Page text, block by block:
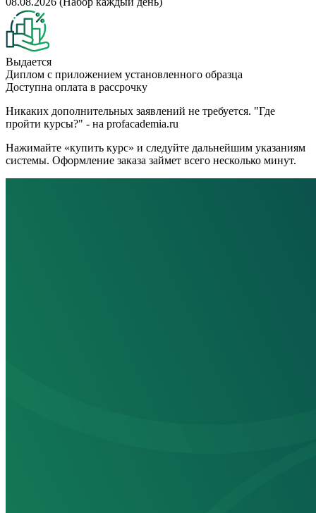
Выдается
Диплом с приложением установленного образца
Доступна оплата в рассрочку
Никаких дополнительных заявлений не требуется. "Где
пройти курсы?" - на profacademia.ru
Нажимайте «купить курс» и следуйте дальнейшим указаниям
системы. Оформление заказа займет всего несколько минут.